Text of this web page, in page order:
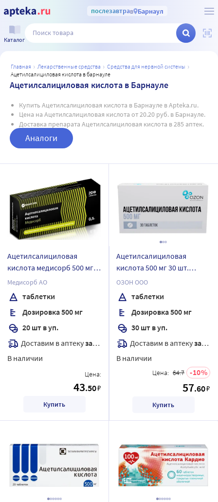
послезавтрав Барнаул
Каталог
главная лекарственные средства
средства для нервной системы
ацетилсалициловая кислота в барнауле
Ацетилсалициловая кислота в Барнауле
Купить Ацетилсалициловая кислота в Барнауле в Apteka.ru.
Цена на Ацетилсалициловая кислота от 20.20 руб. в Барнауле.
Доставка препарата Ацетилсалициловая кислота в 285 аптек.
Аналоги
Ацетилсалициловая
кислота медисорб 500 мг
20 шт. таблетки
Медисорб АО
таблетки
Дозировка 500 мг
20 шт в уп.
Доставим в аптекузавтра
В наличии
Цена:
43.50₽
Купить
Ацетилсалициловая
кислота 500 мг 30 шт.
таблетки
ОЗОН ООО
таблетки
Дозировка 500 мг
30 шт в уп.
Доставим в аптекузавтра
В наличии
Цена: 64.7 10
57.60₽
Купить